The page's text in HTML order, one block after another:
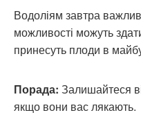
Водоліям завтра
можливості можуть
принесуть плоди в
Порада: Залишайтеся
якщо вони вас лякають.